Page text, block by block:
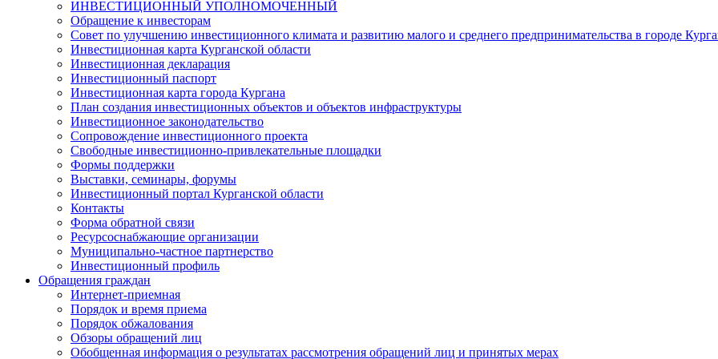
ИНВЕСТИЦИОННЫЙ УПОЛНОМОЧЕННЫЙ
Обращение к инвесторам
Совет по улучшению инвестиционного климата и развитию малого и среднего предпринимательства в городе
Инвестиционная карта Курганской области
Инвестиционная декларация
Инвестиционный паспорт
Инвестиционная карта города Кургана
План создания инвестиционных объектов и объектов инфраструктуры
Инвестиционное законодательство
Сопровождение инвестиционного проекта
Свободные инвестиционно-привлекательные площадки
Формы поддержки
Выставки, семинары, форумы
Инвестиционный портал Курганской области
Контакты
Форма обратной связи
Ресурсоснабжающие организации
Муниципально-частное партнерство
Инвестиционный профиль
Обращения граждан
Интернет-приемная
Порядок и время приема
Порядок обжалования
Обзоры обращений лиц
Обобщенная информация о результатах рассмотрения обращений лиц и принятых мерах